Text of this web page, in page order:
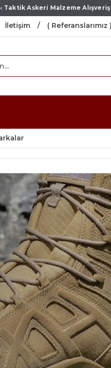
Taktik Askeri Malzeme
İletişim ( Referanslarımız )